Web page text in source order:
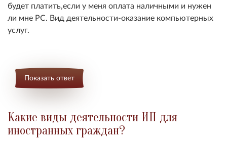
будет платить,если у меня оплата наличными и нужен
ли мне РС. Вид деятельности-оказание компьютерных
услуг.
Показать ответ
Какие виды деятельности ИП для
иностранных граждан?